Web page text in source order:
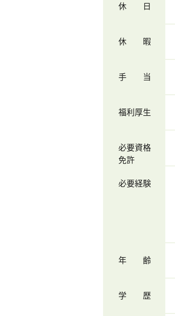
休 日
休 暇
手 当
福利厚生
必要資格
免許
必要経験
年 齢
学 歴